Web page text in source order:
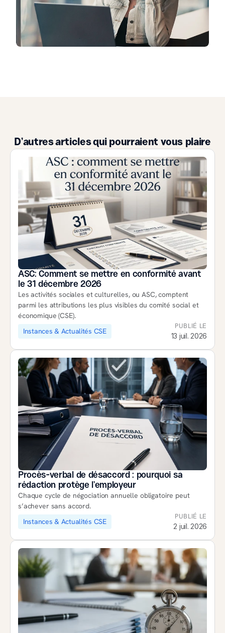
D'autres articles qui pourraient vous plaire
ASC: Comment se mettre en conformité avant
le 31 décembre 2026
Les activités sociales et culturelles, ou ASC, comptent
parmi les attributions les plus visibles du comité social et
économique (CSE).
Instances & Actualités CSE
PUBLIÉ LE
13 juil. 2026
Procès-verbal de désaccord : pourquoi sa
rédaction protège l’employeur
Chaque cycle de négociation annuelle obligatoire peut
s’achever sans accord.
Instances & Actualités CSE
PUBLIÉ LE
2 juil. 2026